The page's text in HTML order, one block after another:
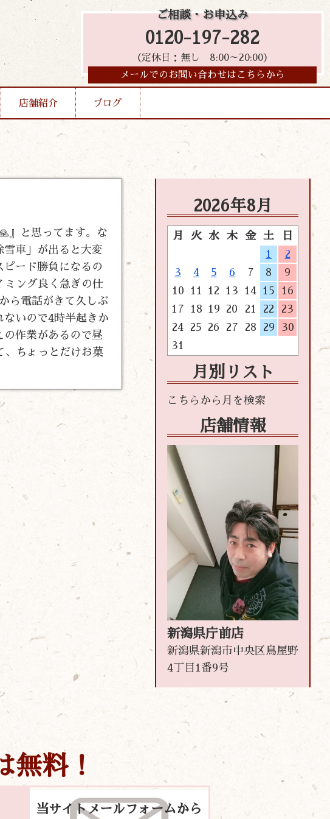
ご相談・お申込み
0120-197-282
（定休日：無し 8:00～20:00）
メールでのお問い合わせはこちらから
店舗紹介 ブログ
』と思ってます。な
車」が出ると大変
ード勝負になるの
ミング良く急ぎの仕
ら電話がきて久しぶ
ないので4時半起きか
作業があるので昼
、ちょっとだけお菓
2026年8月
月 火 水 木 金 土
日
1
2
3
4 5 6 7 8
9
10
11 12 13 14 15
16
17
18 19 20 21 22
23
24
25 26 27 28 29
30
31
月別リスト
店舗情報
新潟県庁前店
新潟県新潟市中央区鳥屋野
4丁目1番9号
無料！
当サイトメールフォームから